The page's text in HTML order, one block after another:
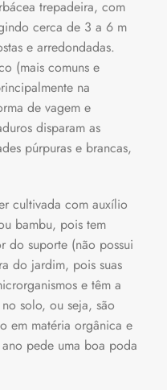
trepadeira, com
cerca de 3 a 6 m
e arredondadas.
(mais comuns e
na
de vagem e
disparam as
púrpuras e brancas,
cultivada com auxílio
bambu, pois tem
do suporte (não possui
do jardim, pois suas
e têm a
solo, ou seja, são
em matéria orgânica e
pede uma boa poda